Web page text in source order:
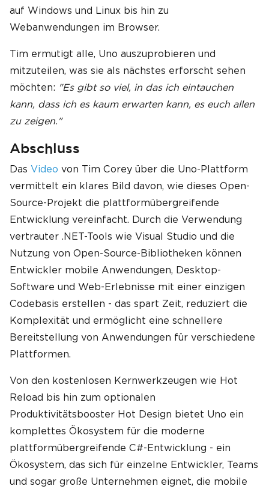
auf Windows und Linux bis hin zu
Webanwendungen im Browser.
Tim ermutigt alle, Uno auszuprobieren und
mitzuteilen, was sie als nächstes erforscht sehen
möchten: "Es gibt so viel, in das ich eintauchen
kann, dass ich es kaum erwarten kann, es euch allen
zu zeigen."
Abschluss
Das Video von Tim Corey über die Uno-Plattform
vermittelt ein klares Bild davon, wie dieses Open-
Source-Projekt die plattformübergreifende
Entwicklung vereinfacht. Durch die Verwendung
vertrauter .NET-Tools wie Visual Studio und die
Nutzung von Open-Source-Bibliotheken können
Entwickler mobile Anwendungen, Desktop-
Software und Web-Erlebnisse mit einer einzigen
Codebasis erstellen - das spart Zeit, reduziert die
Komplexität und ermöglicht eine schnellere
Bereitstellung von Anwendungen für verschiedene
Plattformen.
Von den kostenlosen Kernwerkzeugen wie Hot
Reload bis hin zum optionalen
Produktivitätsbooster Hot Design bietet Uno ein
komplettes Ökosystem für die moderne
plattformübergreifende C#-Entwicklung - ein
Ökosystem, das sich für einzelne Entwickler, Teams
und sogar große Unternehmen eignet, die mobile